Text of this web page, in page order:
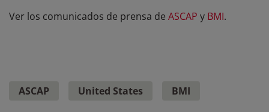
Ver los comunicados de prensa de ASCAP y BMI.
ASCAP United States BMI